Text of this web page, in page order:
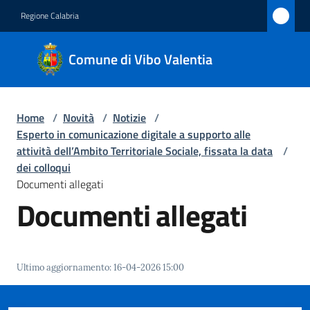
Regione Calabria
Comune di Vibo Valentia
Comune
di Vibo
Valentia
Amministrazione
Novità
Menu selezionato
Servizi
Vivere
Home / Novità / Notizie /
Esperto in comunicazione digitale a supporto alle
attività dell’Ambito Territoriale Sociale, fissata la data
dei colloqui
/
Documenti allegati
Documenti allegati
Ultimo aggiornamento:16-04-2026 15:00